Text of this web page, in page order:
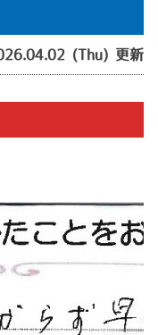
(Thu) 更新